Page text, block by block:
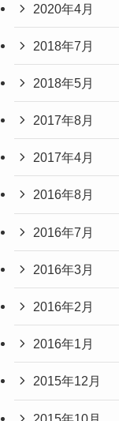
2020年4月
2018年7月
2018年5月
2017年8月
2017年4月
2016年8月
2016年7月
2016年3月
2016年2月
2016年1月
2015年12月